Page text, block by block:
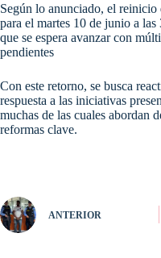
Según lo anunciado, el reinicio
para el martes 10 de junio a
que se espera avanzar con
pendientes
Con este retorno, se busca
respuesta a las iniciativas
muchas de las cuales abordan
reformas clave.
ANTERIOR